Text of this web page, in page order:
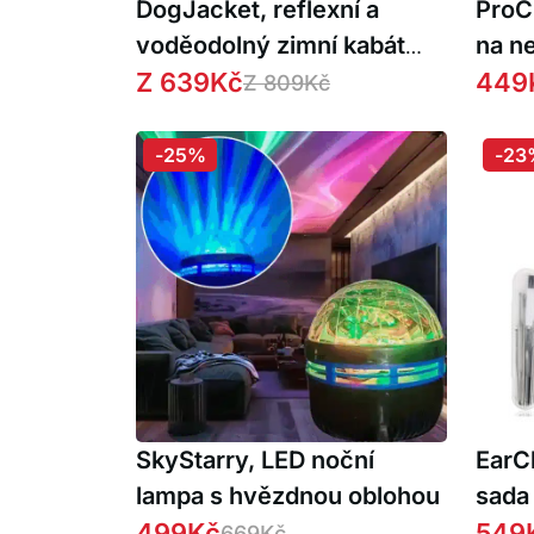
DogJacket, reflexní a
voděodolný zimní kabát
pro psy
Z 639KčZ809Kč
na
449
SkyStarry, LED noční
lampa s hvězdnou oblohou
-25% -